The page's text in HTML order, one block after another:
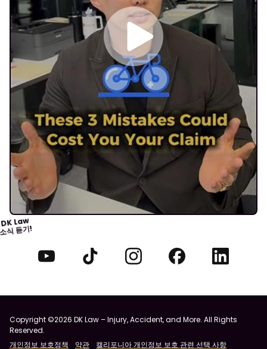
DK Law
식 듣기!
Copyright ©2026 DK Law – Injury, Accident, and More. All Rights
Reserved.
개인정보 보호정책
약관 캘리포니아 개인정보 보호 관련 선택 사항